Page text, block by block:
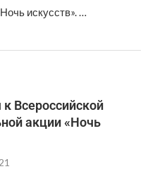
искусств». …
Всероссийской
акции «Ночь